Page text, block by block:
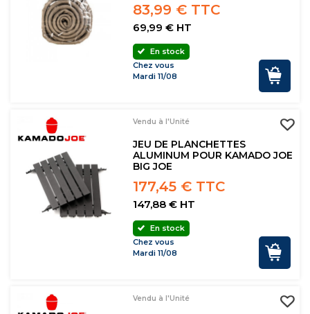
83,99 € TTC
69,99 € HT
En stock
Chez vous
Mardi 11/08
Vendu à l'Unité
JEU DE PLANCHETTES
ALUMINUM POUR KAMADO JOE
BIG JOE
177,45 € TTC
147,88 € HT
En stock
Chez vous
Mardi 11/08
Vendu à l'Unité